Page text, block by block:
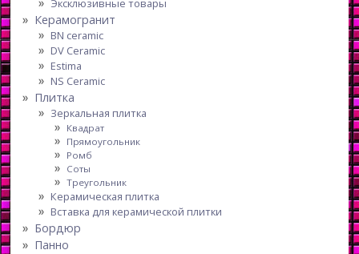
Эксклюзивные товары
Керамогранит
BN ceramic
DV Ceramic
Estima
NS Ceramic
Плитка
Зеркальная плитка
Квадрат
Прямоугольник
Ромб
Соты
Треугольник
Керамическая плитка
Вставка для керамической плитки
Бордюр
Панно